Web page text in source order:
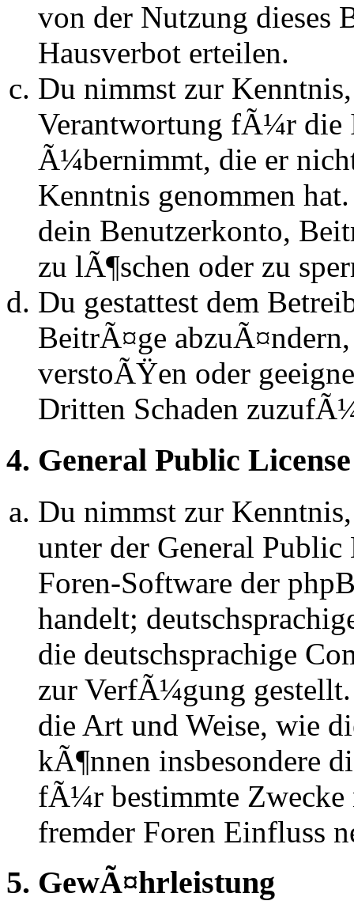
von der Nutzung dieses
Hausverbot erteilen.
Du nimmst zur
Verantwortung fÃ¼r die
Ã¼bernimmt, die er
Kenntnis genommen
dein Benutzerkonto,
zu lÃ¶schen oder zu
Du gestattest dem
BeitrÃ¤ge
verstoÃŸen oder
Dritten Schaden
4. General Public License
Du nimmst zur
unter der General
Foren-Software der
handelt;
die deutschsprachige
zur VerfÃ¼gung
die Art und Weise, wie
kÃ¶nnen insbesondere
fÃ¼r bestimmte Zwecke
fremder Foren Einfluss
5. GewÃ¤hrleistung